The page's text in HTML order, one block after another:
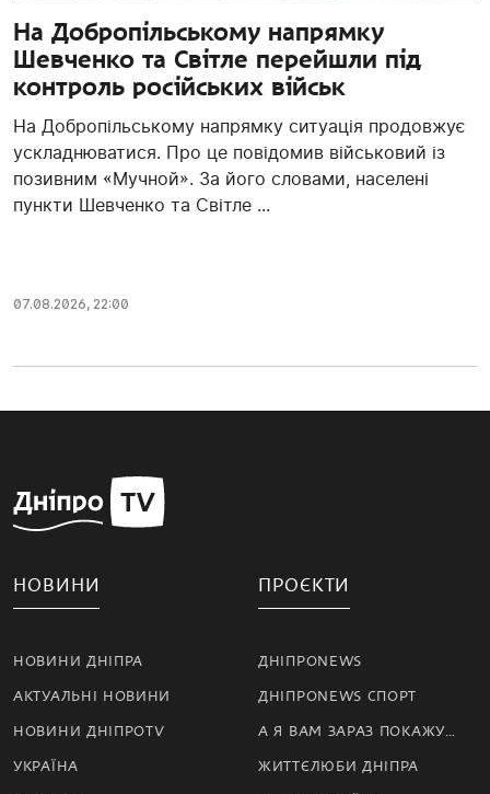
На Добропільському напрямку
Шевченко та Світле перейшли під
контроль російських військ
На Добропільському напрямку ситуація продовжує
ускладнюватися. Про це повідомив військовий із
позивним «Мучной». За його словами, населені
пункти Шевченко та Світле ...
07.08.2026, 22:00
НОВИНИ
НОВИНИ ДНІПРА
АКТУАЛЬНІ НОВИНИ
НОВИНИ ДНІПРОTV
УКРАЇНА
ПРОЄКТИ
ДНІПРОNEWS
ДНІПРОNEWS СПОРТ
А Я ВАМ ЗАРАЗ ПОКАЖУ…
ЖИТТЄЛЮБИ ДНІПРА